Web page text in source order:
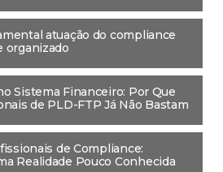
atuação do compliance
organizado
Sistema Financeiro: Por Que
de PLD-FTP Já Não Bastam
de Compliance:
Realidade Pouco Conhecida